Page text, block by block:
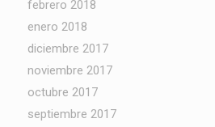
febrero 2018
enero 2018
diciembre 2017
noviembre 2017
octubre 2017
septiembre 2017